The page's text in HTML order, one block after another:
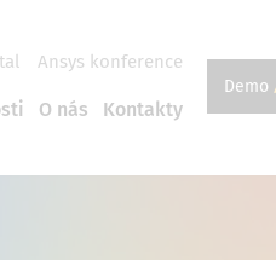
Ansys konference
O nás Kontakty
Demo